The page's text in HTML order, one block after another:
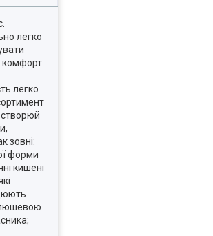
легко
комфорт
легко
створюй
зовні:
форми
кишені